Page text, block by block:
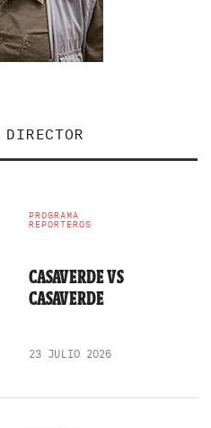
PROGRAMA
REPORTEROS
CASAVERDE VS
CASAVERDE
23 JULIO 2026